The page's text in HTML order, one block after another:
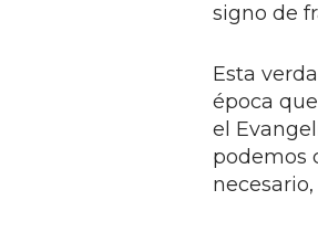
signo de
Esta
época
el
podemos